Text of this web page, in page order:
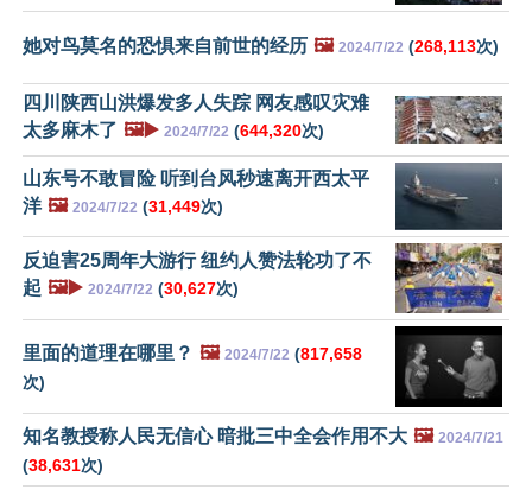
她对鸟莫名的恐惧来自前世的经历 🖼️ 2024/7/22 (268,113次)
四川陕西山洪爆发多人失踪 网友感叹灾难
太多麻木了 🖼️▶️ 2024/7/22 (644,320次)
山东号不敢冒险 听到台风秒速离开西太平
洋 🖼️ 2024/7/22 (31,449次)
反迫害25周年大游行 纽约人赞法轮功了不
起 🖼️▶️ 2024/7/22 (30,627次)
里面的道理在哪里？ 🖼️ 2024/7/22 (817,658
次)
知名教授称人民无信心 暗批三中全会作用不大 🖼️ 2024/7/21
(38,631次)